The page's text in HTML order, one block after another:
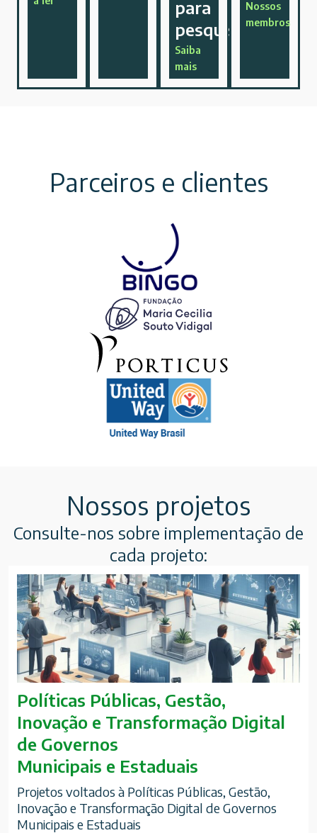
para
pesquisa.
Saiba
mais
Nossos
membros
Parceiros e clientes
Nossos projetos
Consulte-nos sobre implementação de
cada projeto:
Políticas Públicas, Gestão,
Inovação e Transformação Digital
de Governos
Municipais e Estaduais
Projetos voltados à Políticas Públicas, Gestão,
Inovação e Transformação Digital de Governos
Municipais e Estaduais